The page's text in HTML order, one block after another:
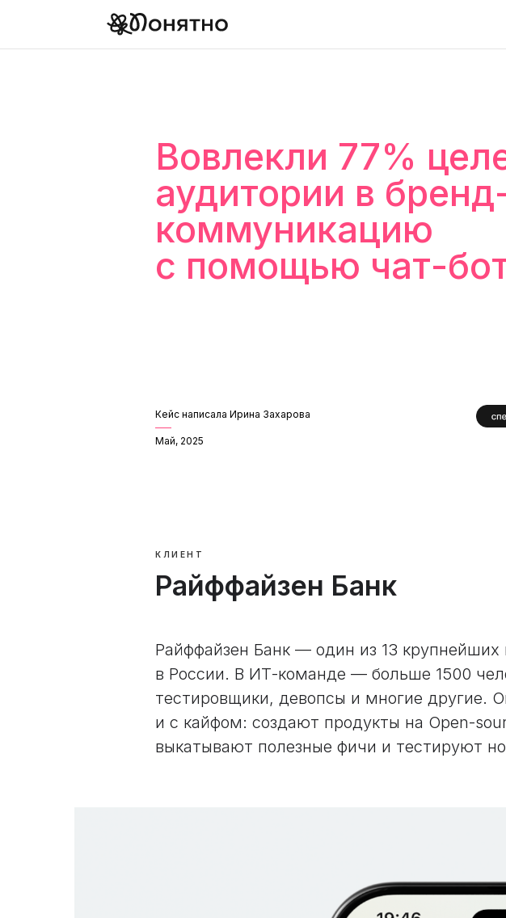
Вовлекли 77%
аудитории в
коммуникацию
с помощью чат-
Кейс написала Ирина Захарова
Май, 2025
КЛИЕНТ
Райффайзен Банк
Райффайзен Банк — один из 13
в России. В ИТ-команде — больше 1500
тестировщики, девопсы и многие другие.
и с кайфом: создают продукты на Open-
выкатывают полезные фичи и тестируют